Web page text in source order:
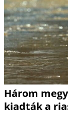
Három
kiadták a